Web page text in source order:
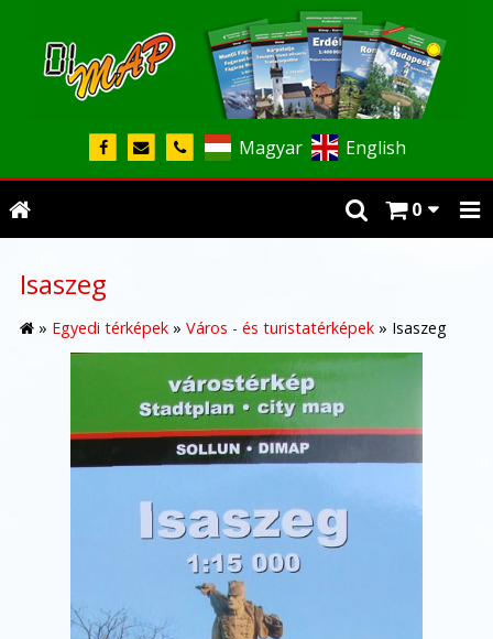
Magyar English
0
Isaszeg
» Egyedi térképek » Város - és turistatérképek » Isaszeg